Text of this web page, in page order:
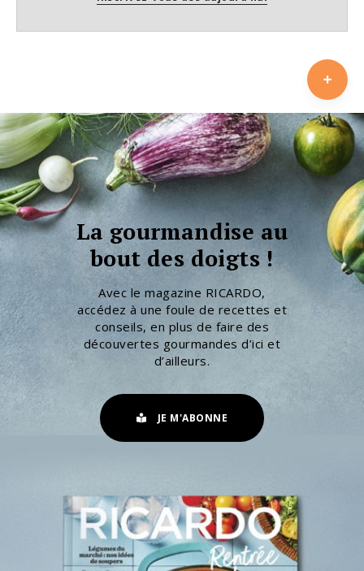
La gourmandise au
bout des doigts !
Avec le magazine RICARDO,
accédez à une foule de recettes et
conseils, en plus de faire des
découvertes gourmandes d’ici et
d’ailleurs.
JE M'ABONNE